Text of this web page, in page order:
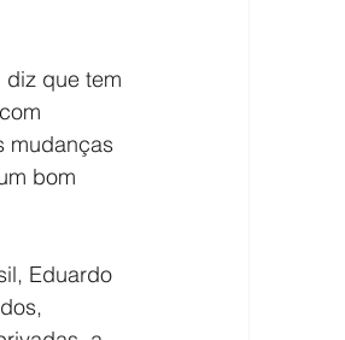
diz que tem
mudanças
bom
Eduardo